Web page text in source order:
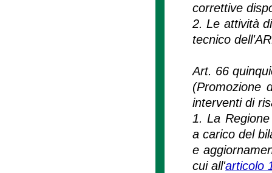
correttive
2. Le attività
tecnico
Art. 66
(Promozione
interventi di
1. La
a carico del
e
cui all'articolo